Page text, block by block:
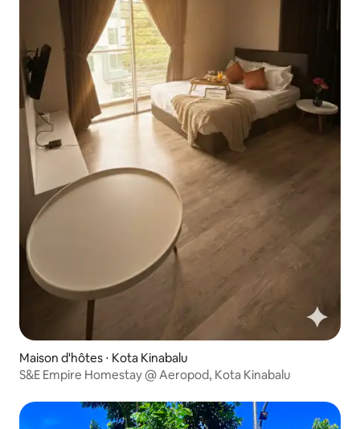
Maison d'hôtes ⋅ Kota Kinabalu
S&E Empire Homestay @ Aeropod, Kota Kinabalu